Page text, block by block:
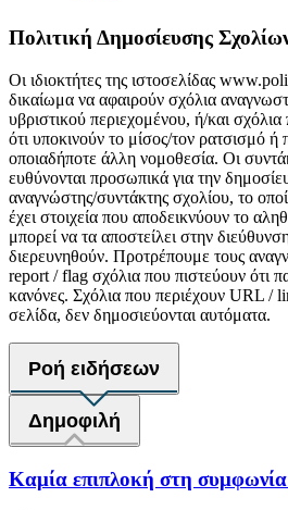
Πολιτική Δημοσίευσης
Οι ιδιοκτήτες της ιστοσελίδας
δικαίωμα να αφαιρούν σχόλια
υβριστικού περιεχομένου, ή/και
ότι υποκινούν το μίσος/τον ρατσισμό ή
οποιαδήποτε άλλη νομοθεσία. Οι
ευθύνονται προσωπικά για την
αναγνώστης/συντάκτης σχολίου, το
έχει στοιχεία που αποδεικνύουν το
μπορεί να τα αποστείλει στην
διερευνηθούν. Προτρέπουμε τους
report / flag σχόλια που πιστεύουν ότι
κανόνες. Σχόλια που περιέχουν URL /
σελίδα, δεν δημοσιεύονται αυτόματα.
Ροή ειδήσεων
Δημοφιλή
Καμία επιπλοκή στη